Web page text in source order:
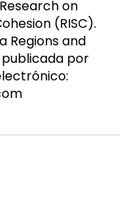
on
(RISC).
Regions and
publicada por